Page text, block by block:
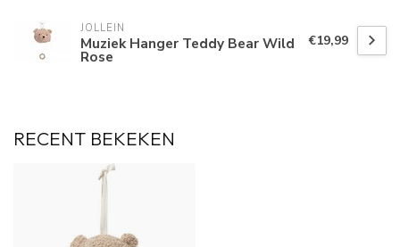
JOLLEIN
Muziek Hanger Teddy Bear Wild
Rose
€19,99
RECENT BEKEKEN